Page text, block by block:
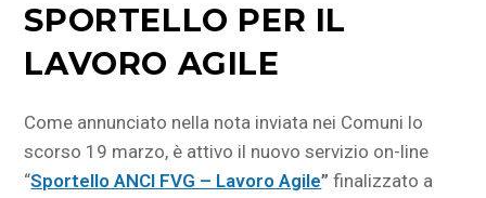
SPORTELLO PER IL
LAVORO AGILE
Come annunciato nella nota inviata nei Comuni lo
scorso 19 marzo, è attivo il nuovo servizio on-line
“Sportello ANCI FVG – Lavoro Agile”finalizzato a